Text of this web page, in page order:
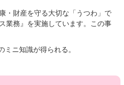
・財産を守る大切な「うつわ」で
業務』を実施しています。この事
ニ知識が得られる。